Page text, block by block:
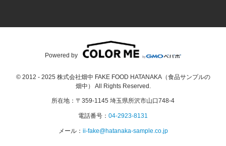
© 2012 - 2025 株式会社畑中 FAKE FOOD HATANAKA（食品サンプルの
畑中） All Rights Reserved.
所在地：〒359-1145 埼玉県所沢市山口748-4
電話番号： 04-2923-8131
メール： ii-fake@hatanaka-sample.co.jp
Powered by